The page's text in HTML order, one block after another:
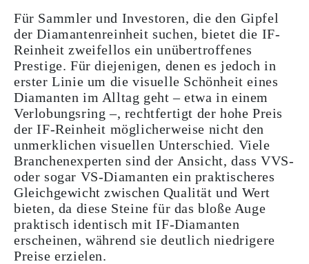
Für Sammler und Investoren, die den Gipfel
der Diamantenreinheit suchen, bietet die IF-
Reinheit zweifellos ein unübertroffenes
Prestige. Für diejenigen, denen es jedoch in
erster Linie um die visuelle Schönheit eines
Diamanten im Alltag geht – etwa in einem
Verlobungsring –, rechtfertigt der hohe Preis
der IF-Reinheit möglicherweise nicht den
unmerklichen visuellen Unterschied. Viele
Branchenexperten sind der Ansicht, dass VVS-
oder sogar VS-Diamanten ein praktischeres
Gleichgewicht zwischen Qualität und Wert
bieten, da diese Steine für das bloße Auge
praktisch identisch mit IF-Diamanten
erscheinen, während sie deutlich niedrigere
Preise erzielen.